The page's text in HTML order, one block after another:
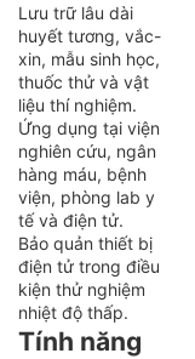
Lưu trữ lâu dài
huyết tương, vắc-
xin, mẫu sinh học,
thuốc thử và vật
liệu thí nghiệm.
Ứng dụng tại viện
nghiên cứu, ngân
hàng máu, bệnh
viện, phòng lab y
tế và điện tử.
Bảo quản thiết bị
điện tử trong điều
kiện thử nghiệm
nhiệt độ thấp.
Tính năng